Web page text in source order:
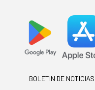
BOLETIN DE NOTICIAS